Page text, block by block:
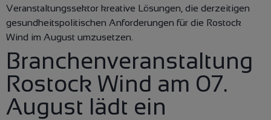
Veranstaltungssektor kreative Lösungen, die derzeitigen
gesundheitspolitischen Anforderungen für die Rostock
Wind im August umzusetzen.
Branchenveranstaltung
Rostock Wind am 07.
August lädt ein